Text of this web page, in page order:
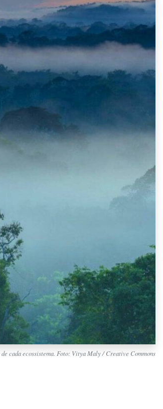
cada ecossistema. Foto: Vitya Maly / Creative Commons